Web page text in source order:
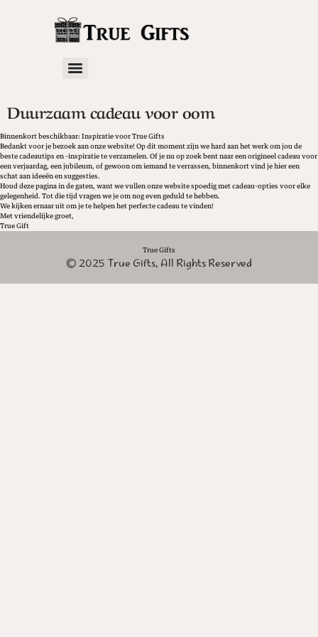
Duurzaam cadeau voor oom
Binnenkort beschikbaar: Inspiratie voor True Gifts
Bedankt voor je bezoek aan onze website! Op dit moment zijn we hard aan het werk om jou de
beste cadeautips en -inspiratie te verzamelen. Of je nu op zoek bent naar een origineel cadeau voor
een verjaardag, een jubileum, of gewoon om iemand te verrassen, binnenkort vind je hier een
schat aan ideeën en suggesties.
Houd deze pagina in de gaten, want we vullen onze website spoedig met cadeau-opties voor elke
gelegenheid. Tot die tijd vragen we je om nog even geduld te hebben.
We kijken ernaar uit om je te helpen het perfecte cadeau te vinden!
Met vriendelijke groet,
True Gift
True Gifts
© 2025 True Gifts, All Rights Reserved